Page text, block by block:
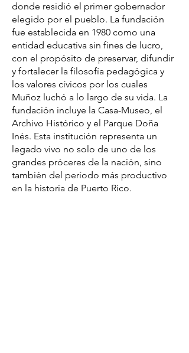
donde residió el primer gobernador
elegido por el pueblo. La fundación
fue establecida en 1980 como una
entidad educativa sin fines de lucro,
con el propósito de preservar, difundir
y fortalecer la filosofía pedagógica y
los valores cívicos por los cuales
Muñoz luchó a lo largo de su vida. La
fundación incluye la Casa-Museo, el
Archivo Histórico y el Parque Doña
Inés. Esta institución representa un
legado vivo no solo de uno de los
grandes próceres de la nación, sino
también del período más productivo
en la historia de Puerto Rico.